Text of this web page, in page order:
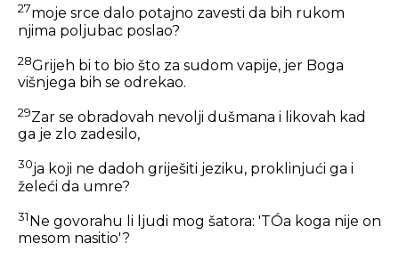
27moje srce dalo potajno zavesti da bih rukom
njima poljubac poslao?
28Grijeh bi to bio što za sudom vapije, jer Boga
višnjega bih se odrekao.
29Zar se obradovah nevolji dušmana i likovah kad
ga je zlo zadesilo,
30ja koji ne dadoh griješiti jeziku, proklinjući ga i
želeći da umre?
31Ne govorahu li ljudi mog šatora: 'TÓa koga nije on
mesom nasitio'?